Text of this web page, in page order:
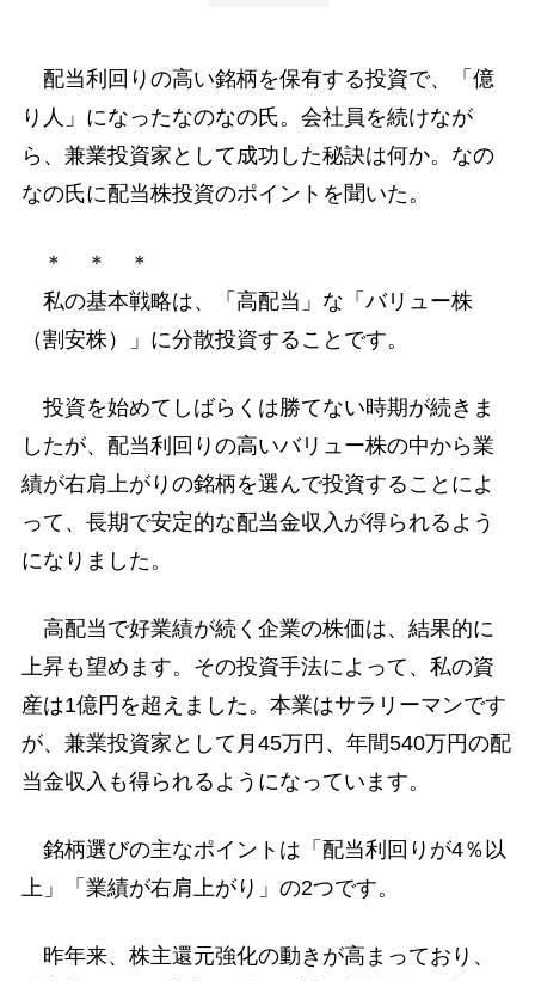
配当利回りの高い銘柄を保有する投資で、「億
り人」になったなのなの氏。会社員を続けなが
ら、兼業投資家として成功した秘訣は何か。なの
なの氏に配当株投資のポイントを聞いた。
＊ ＊ ＊
私の基本戦略は、「高配当」な「バリュー株
（割安株）」に分散投資することです。
投資を始めてしばらくは勝てない時期が続きま
したが、配当利回りの高いバリュー株の中から業
績が右肩上がりの銘柄を選んで投資することによ
って、長期で安定的な配当金収入が得られるよう
になりました。
高配当で好業績が続く企業の株価は、結果的に
上昇も望めます。その投資手法によって、私の資
産は1億円を超えました。本業はサラリーマンです
が、兼業投資家として月45万円、年間540万円の配
当金収入も得られるようになっています。
銘柄選びの主なポイントは「配当利回りが4％以
上」「業績が右肩上がり」の2つです。
昨年来、株主還元強化の動きが高まっており、